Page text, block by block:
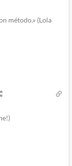
método.» (Lola